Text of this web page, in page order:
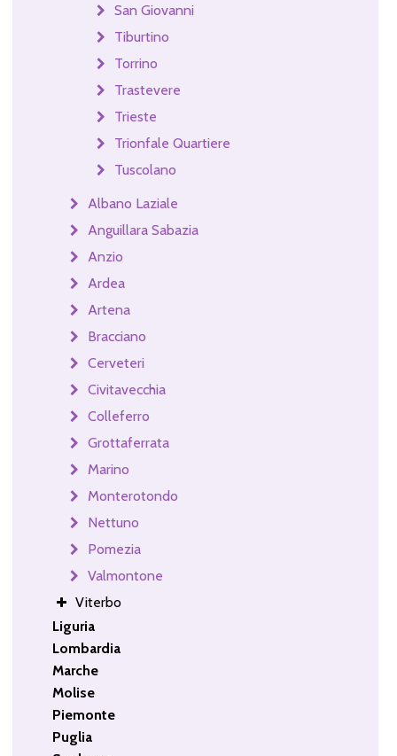
San Giovanni
Tiburtino
Torrino
Trastevere
Trieste
Trionfale Quartiere
Tuscolano
Albano Laziale
Anguillara Sabazia
Anzio
Ardea
Artena
Bracciano
Cerveteri
Civitavecchia
Colleferro
Grottaferrata
Marino
Monterotondo
Nettuno
Pomezia
Valmontone
Viterbo
Liguria
Lombardia
Marche
Molise
Piemonte
Puglia